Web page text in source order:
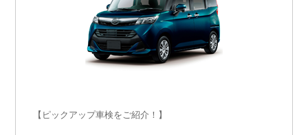
【ピックアップ車検をご紹介！】